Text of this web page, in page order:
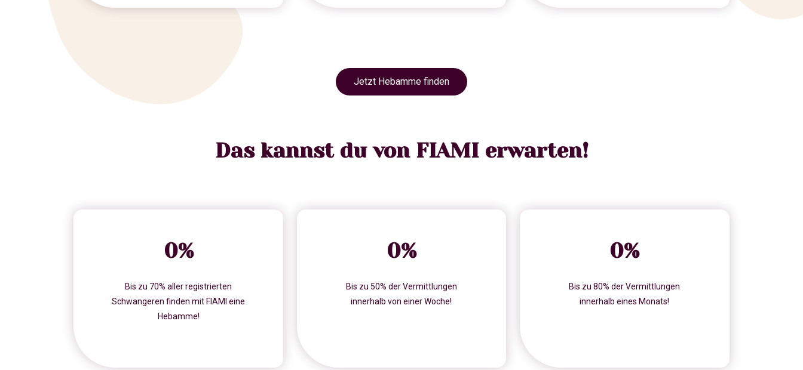
Jetzt Hebamme finden
Das kannst du von FIAMI erwarten!
0%
Bis zu 70% aller registrierten
Schwangeren finden mit FIAMI eine
Hebamme!
0%
Bis zu 50% der Vermittlungen
innerhalb von einer Woche!
0%
Bis zu 80% der Vermittlungen
innerhalb eines Monats!